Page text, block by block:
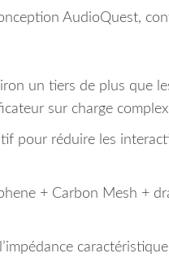
AudioQuest,
un tiers de plus que
sur charge
pour réduire les
+ Carbon Mesh +